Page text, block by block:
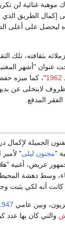
موهبة غنائية لن
إكمال الطريق الذي
ليحصل على أعلى
بثقافته، تلك
عنوان "أشهر
"، كما ميزه
لايتخلى عن
المدقع.
الجميلة لإكمال
"مجنون ليلى" لأمير
عريض، أغنية
وسط دهشة
أنه لكي يثبت
وبين عامي
والتي كان بها عدد